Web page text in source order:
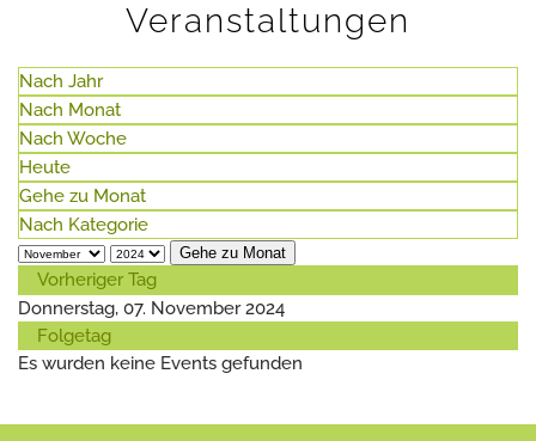
Veranstaltungen
Nach Jahr
Nach Monat
Nach Woche
Heute
Gehe zu Monat
Nach Kategorie
Gehe zu Monat
Vorheriger Tag
Donnerstag, 07. November 2024
Folgetag
Es wurden keine Events gefunden